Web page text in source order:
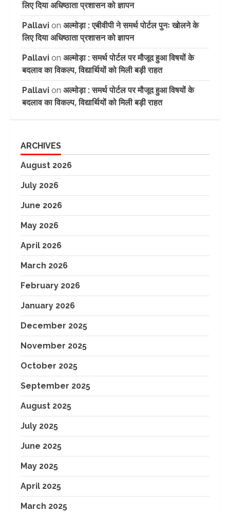
लिए दिया अधिष्ठाता प्रशासन को ज्ञापन
Pallavi on अल्मोड़ा : एबीवीपी ने समर्थ पोर्टल पुनः खोलने के
लिए दिया अधिष्ठाता प्रशासन को ज्ञापन
Pallavi on अल्मोड़ा : समर्थ पोर्टल पर मौजूद हुआ विषयों के
बदलाव का विकल्प, विद्यार्थियों को मिली बड़ी राहत
Pallavi on अल्मोड़ा : समर्थ पोर्टल पर मौजूद हुआ विषयों के
बदलाव का विकल्प, विद्यार्थियों को मिली बड़ी राहत
ARCHIVES
August 2026
July 2026
June 2026
May 2026
April 2026
March 2026
February 2026
January 2026
December 2025
November 2025
October 2025
September 2025
August 2025
July 2025
June 2025
May 2025
April 2025
March 2025